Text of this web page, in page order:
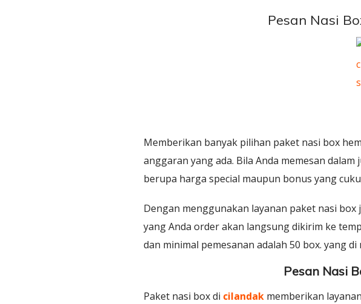
Pesan Nasi
Memberikan banyak pilihan paket nasi box
anggaran yang ada. Bila Anda memesan
berupa harga special maupun bonus yang
Dengan menggunakan layanan paket nasi
yang Anda order akan langsung dikirim ke
dan minimal pemesanan adalah 50 box. yang
Pesan Nasi
Paket nasi box di cilandak memberikan